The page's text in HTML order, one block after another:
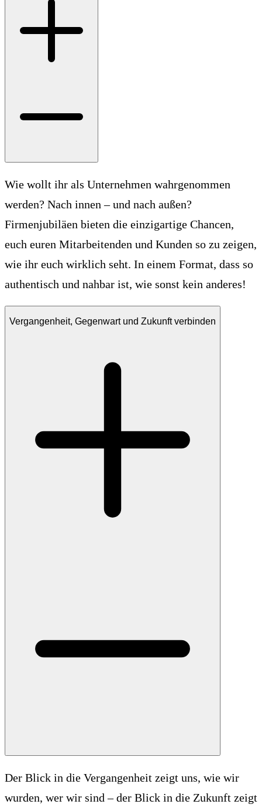
Wie wollt ihr als Unternehmen wahrgenommen
werden? Nach innen – und nach außen?
Firmenjubiläen bieten die einzigartige Chancen,
euch euren Mitarbeitenden und Kunden so zu zeigen,
wie ihr euch wirklich seht. In einem Format, dass so
authentisch und nahbar ist, wie sonst kein anderes!
Vergangenheit, Gegenwart und Zukunft verbinden
Der Blick in die Vergangenheit zeigt uns, wie wir
wurden, wer wir sind – der Blick in die Zukunft zeigt